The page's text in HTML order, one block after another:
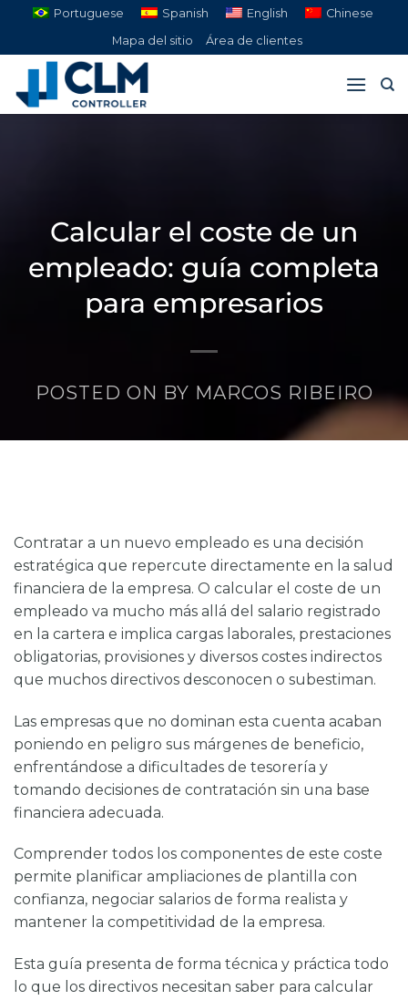
Saltar
contenido
Portuguese Spanish English
Chinese
Mapa del sitio
Área de clientes
Calcular el coste de un
empleado: guía completa
para empresarios
POSTED ON BY MARCOS RIBEIRO
Contratar a un nuevo empleado es una decisión
estratégica que repercute directamente en la salud
financiera de la empresa. O calcular el coste de un
empleado va mucho más allá del salario registrado
en la cartera e implica cargas laborales, prestaciones
obligatorias, provisiones y diversos costes indirectos
que muchos directivos desconocen o subestiman.
Las empresas que no dominan esta cuenta acaban
poniendo en peligro sus márgenes de beneficio,
enfrentándose a dificultades de tesorería y
tomando decisiones de contratación sin una base
financiera adecuada.
Comprender todos los componentes de este coste
permite planificar ampliaciones de plantilla con
confianza, negociar salarios de forma realista y
mantener la competitividad de la empresa.
Esta guía presenta de forma técnica y práctica todo
lo que los directivos necesitan saber para calcular